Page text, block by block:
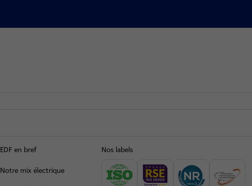
EDF en bref
Notre mix électrique
Nos labels